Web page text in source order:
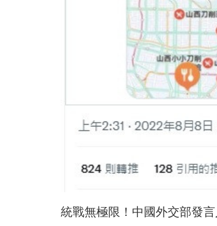
統戰無極限！中國外交部發